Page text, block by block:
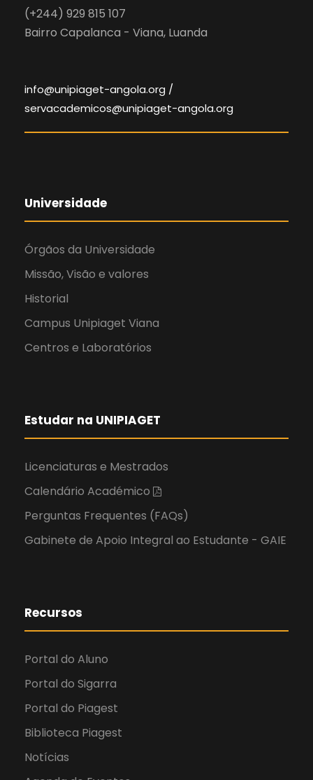
(+244) 929 815 107
Bairro Capalanca - Viana, Luanda
info@unipiaget-angola.org /
servacademicos@unipiaget-angola.org
Universidade
Órgãos da Universidade
Missão, Visão e valores
Historial
Campus Unipiaget Viana
Centros e Laboratórios
Estudar na UNIPIAGET
Licenciaturas e Mestrados
Calendário Académico
Perguntas Frequentes (FAQs)
Gabinete de Apoio Integral ao Estudante - GAIE
Recursos
Portal do Aluno
Portal do Sigarra
Portal do Piagest
Biblioteca Piagest
Notícias